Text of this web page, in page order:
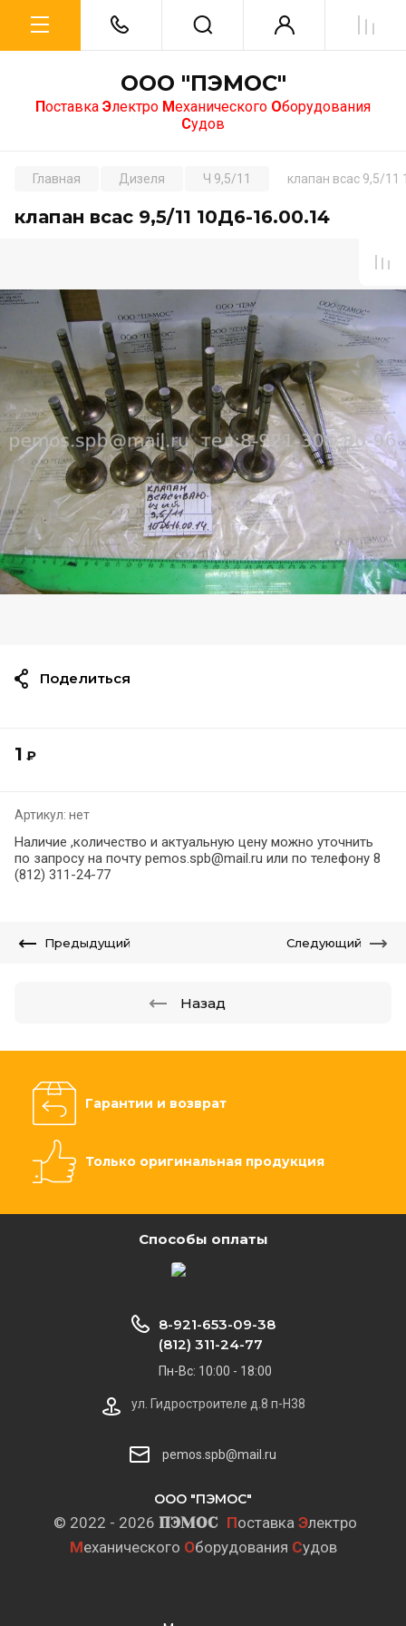
ООО "ПЭМОС"
Поставка Электро Механического Оборудования
Судов
Главная Дизеля Ч 9,5/11 клапан всас 9,5/
клапан всас 9,5/11 10Д6-16.00.14
1 ₽
Артикул: нет
Наличие ,количество и актуальную цену можно уточнить
по запросу на почту pemos.spb@mail.ru или по телефону 8
(812) 311-24-77
Поделиться
Предыдущий Следующий
Назад
Гарантии и возврат
Только оригинальная продукция
Способы оплаты
ООО "ПЭМОС"
© 2022 - 2026 ПЭМОС Поставка Электро
Механического Оборудования Судов
8-921-653-09-38
(812) 311-24-77
Пн-Вс: 10:00 - 18:00
ул. Гидростроителе д.8 п-Н38
pemos.spb@mail.ru